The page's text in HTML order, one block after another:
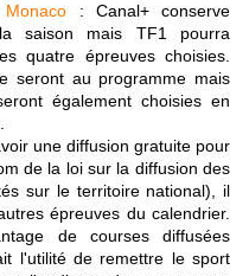
: Canal+ conserve
saison mais TF1 pourra
quatre épreuves choisies.
seront au programme mais
également choisies en
une diffusion gratuite pour
de la loi sur la diffusion des
sur le territoire national), il
épreuves du calendrier.
de courses diffusées
l'utilité de remettre le sport